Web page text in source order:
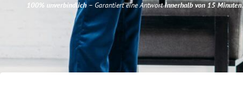
100% unverbindlich– Garantiert eine Antwortinnerhalb von 15 Minuten.